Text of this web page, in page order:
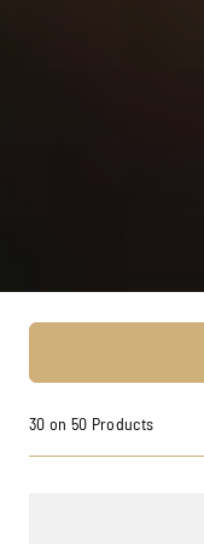
30 on 50 Products